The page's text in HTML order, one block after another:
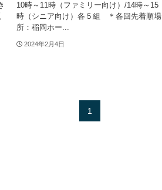
10時～11時（ファミリー向け）/14時～15
時（シニア向け）各５組 ＊各回先着順場
所：稲岡ホー...
2024年2月4日
1